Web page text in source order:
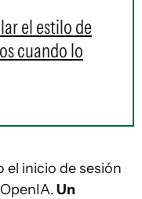
el estilo de
cuando lo
el inicio de sesión
Un